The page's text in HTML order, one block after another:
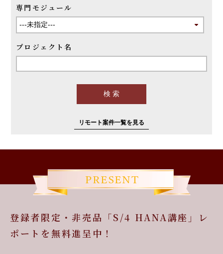
専門モジュール
プロジェクト名
リモート案件一覧を見る
登録者限定・非売品「S/4 HANA講座」レ
ポートを無料進呈中！